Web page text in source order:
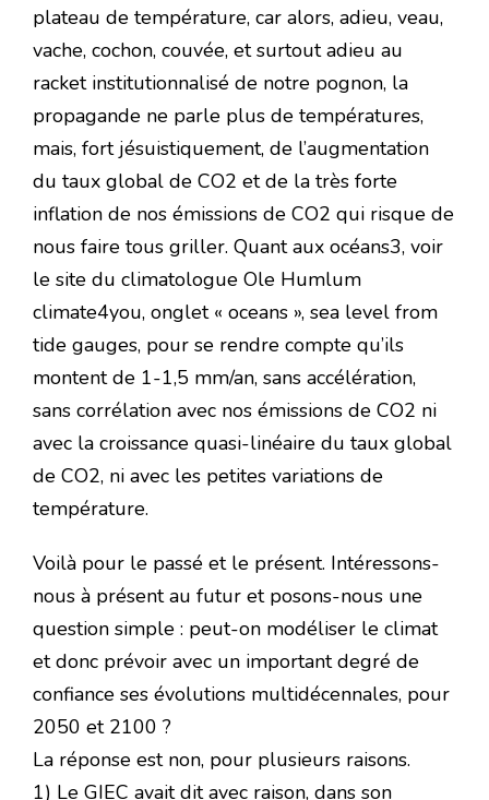
plateau de température, car alors, adieu, veau,
vache, cochon, couvée, et surtout adieu au
racket institutionnalisé de notre pognon, la
propagande ne parle plus de températures,
mais, fort jésuistiquement, de l’augmentation
du taux global de CO2 et de la très forte
inflation de nos émissions de CO2 qui risque de
nous faire tous griller. Quant aux océans3, voir
le site du climatologue Ole Humlum
climate4you, onglet « oceans », sea level from
tide gauges, pour se rendre compte qu’ils
montent de 1-1,5 mm/an, sans accélération,
sans corrélation avec nos émissions de CO2 ni
avec la croissance quasi-linéaire du taux global
de CO2, ni avec les petites variations de
température.
Voilà pour le passé et le présent. Intéressons-
nous à présent au futur et posons-nous une
question simple : peut-on modéliser le climat
et donc prévoir avec un important degré de
confiance ses évolutions multidécennales, pour
2050 et 2100 ?
La réponse est non, pour plusieurs raisons.
1) Le GIEC avait dit avec raison, dans son